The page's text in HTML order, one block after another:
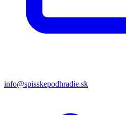
info@spisskepodhradie.sk